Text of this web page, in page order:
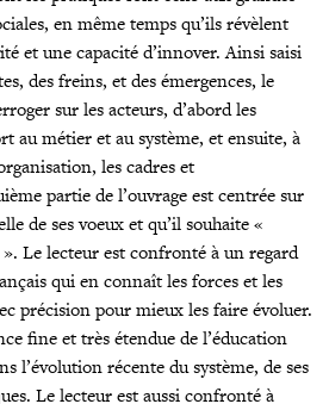
en même temps qu’ils révèlent
et une capacité d’innover. Ainsi saisi
des freins, et des émergences, le
sur les acteurs, d’abord les
au métier et au système, et ensuite, à
les cadres et
partie de l’ouvrage est centrée sur
de ses voeux et qu’il souhaite «
Le lecteur est confronté à un regard
qui en connaît les forces et les
précision pour mieux les faire évoluer.
fine et très étendue de l’éducation
l’évolution récente du système, de ses
Le lecteur est aussi confronté à